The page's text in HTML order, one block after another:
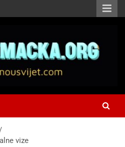
Njemacka!
vize